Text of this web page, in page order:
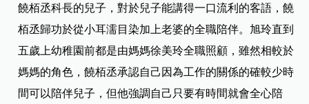
饒栢丞科長的兒子，對於兒子能講得一口流利的客語，饒
栢丞歸功於從小耳濡目染加上老婆的全職陪伴。旭玲直到
五歲上幼稚園前都是由媽媽徐美玲全職照顧，雖然相較於
媽媽的角色，饒栢丞承認自己因為工作的關係的確較少時
間可以陪伴兒子，但他強調自己只要有時間就會全心陪